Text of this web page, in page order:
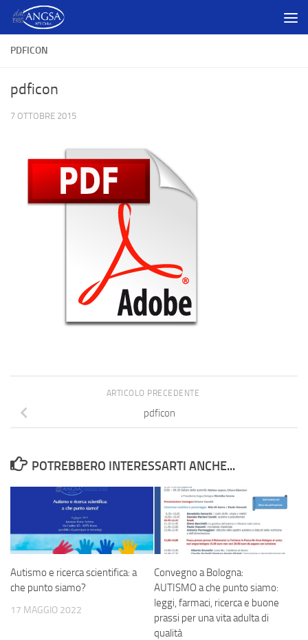
Salta al contenuto
PDFICON
pdficon
7 OTTOBRE 2015
ARTICOLO PRECEDENTE
pdficon
POTREBBERO INTERESSARTI ANCHE...
Autismo e ricerca scientifica: a
che punto siamo?
17 MAGGIO 2022
Convegno a Bologna:
AUTISMO a che punto siamo:
leggi, farmaci, ricerca e buone
prassi per una vita adulta di
qualità